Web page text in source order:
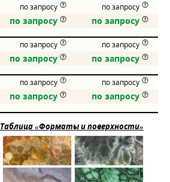
по запросу
по запросу
по запросу по запросу
по запросу
по запросу
по запросу по запросу
по запросу
по запросу
по запросу по запросу
Таблица «Форматы и поверхности»